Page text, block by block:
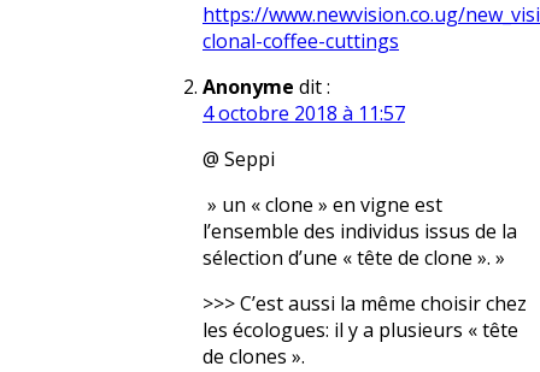
https://www.newvision.co.ug/
clonal-coffee-cuttings
Anonyme dit :
4 octobre 2018 à 11:57
@ Seppi
» un « clone » en vigne est
l’ensemble des individus issus de la
sélection d’une « tête de clone ». »
>>> C’est aussi la même choisir chez
les écologues: il y a plusieurs « tête
de clones ».